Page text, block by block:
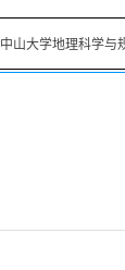
中山大学地理科学与